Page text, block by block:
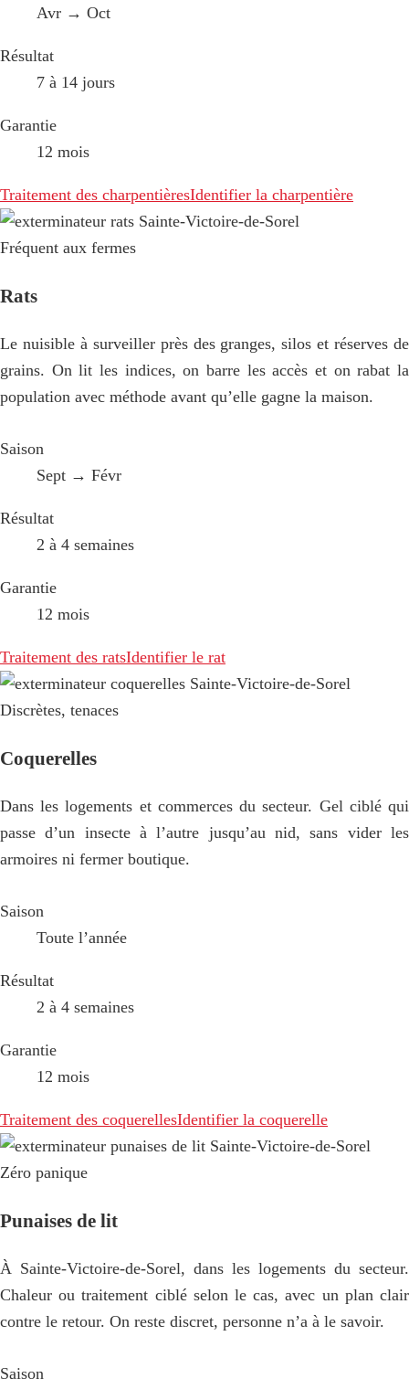
Avr → Oct
Résultat
7 à 14 jours
Garantie
12 mois
Traitement des charpentièresIdentifier la charpentière
Fréquent aux fermes
Rats
Le nuisible à surveiller près des granges, silos et réserves de
grains. On lit les indices, on barre les accès et on rabat la
population avec méthode avant qu’elle gagne la maison.
Saison
Sept → Févr
Résultat
2 à 4 semaines
Garantie
12 mois
Traitement des ratsIdentifier le rat
Discrètes, tenaces
Coquerelles
Dans les logements et commerces du secteur. Gel ciblé qui
passe d’un insecte à l’autre jusqu’au nid, sans vider les
armoires ni fermer boutique.
Saison
Toute l’année
Résultat
2 à 4 semaines
Garantie
12 mois
Traitement des coquerellesIdentifier la coquerelle
Zéro panique
Punaises de lit
À Sainte-Victoire-de-Sorel, dans les logements du secteur.
Chaleur ou traitement ciblé selon le cas, avec un plan clair
contre le retour. On reste discret, personne n’a à le savoir.
Saison